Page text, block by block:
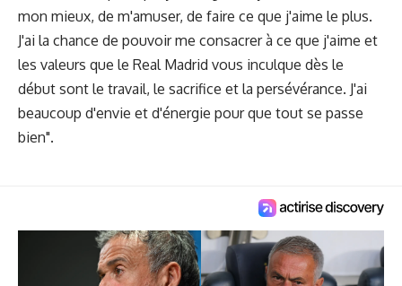
mon mieux, de m'amuser, de faire ce que j'aime le plus.
J'ai la chance de pouvoir me consacrer à ce que j'aime et
les valeurs que le Real Madrid vous inculque dès le
début sont le travail, le sacrifice et la persévérance. J'ai
beaucoup d'envie et d'énergie pour que tout se passe
bien".